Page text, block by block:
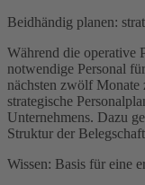
Beidhändig planen:
Während die operative
notwendige Personal
nächsten zwölf Monate
strategische
Unternehmens. Dazu
Struktur der
Wissen: Basis für eine